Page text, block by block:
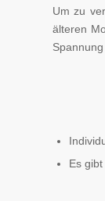
Um zu
älteren
Es